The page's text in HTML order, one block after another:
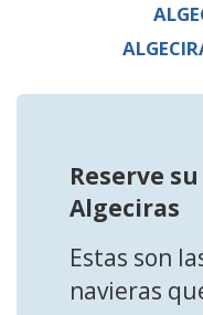
Reserve
Algeciras
Estas son
navieras